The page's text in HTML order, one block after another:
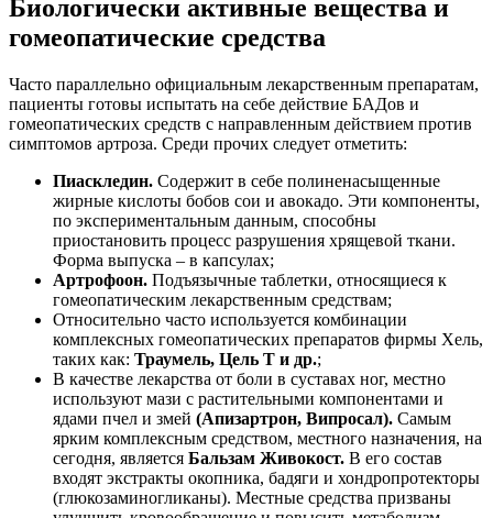
Биологически активные вещества и
гомеопатические средства
Часто параллельно официальным лекарственным препаратам,
пациенты готовы испытать на себе действие БАДов и
гомеопатических средств с направленным действием против
симптомов артроза. Среди прочих следует отметить:
Пиаскледин. Содержит в себе полиненасыщенные
жирные кислоты бобов сои и авокадо. Эти компоненты,
по экспериментальным данным, способны
приостановить процесс разрушения хрящевой ткани.
Форма выпуска – в капсулах;
Артрофоон. Подъязычные таблетки, относящиеся к
гомеопатическим лекарственным средствам;
Относительно часто используется комбинации
комплексных гомеопатических препаратов фирмы Хель,
таких как: Траумель, Цель Т и др.;
В качестве лекарства от боли в суставах ног, местно
используют мази с растительными компонентами и
ядами пчел и змей (Апизартрон, Випросал). Самым
ярким комплексным средством, местного назначения, на
сегодня, является Бальзам Живокост. В его состав
входят экстракты окопника, бадяги и хондропротекторы
(глюкозаминогликаны). Местные средства призваны